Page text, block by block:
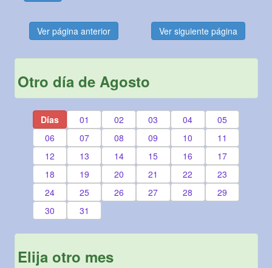
Ver página anterior Ver siguiente página
Otro día de Agosto
Días 01 02 03 04
05
06
07 08 09 10
11
12
13 14 15 16
17
18
19 20 21 22
23
24
25 26 27 28
29
30
31
Elija otro mes